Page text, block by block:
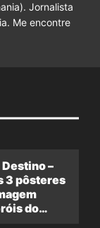
Jornalista
Me encontre
–
3 pôsteres
do